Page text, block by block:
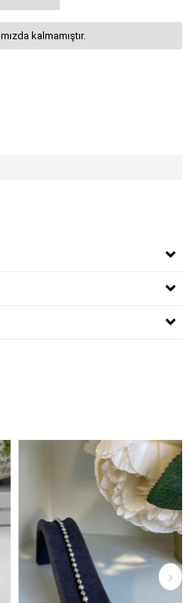
kalmamıştır.